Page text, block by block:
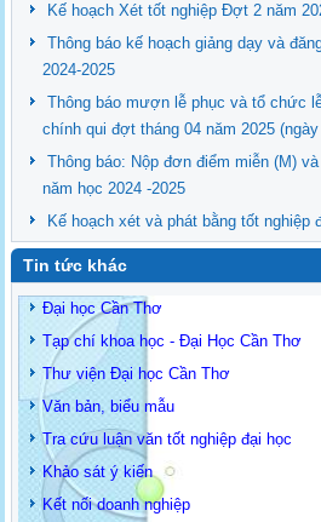
Kế hoạch Xét tốt nghiệp Đợt 2 năm
Thông báo kế hoạch giảng dạy và
2024-2025
Thông báo mượn lễ phục và tổ chức
chính qui đợt tháng 04 năm 2025 (ngày
Thông báo: Nộp đơn điểm miễn (M)
năm học 2024 -2025
Kế hoạch xét và phát bằng tốt nghiệp
Tin tức khác
Đại học Cần Thơ
Tạp chí khoa học - Đại Học Cần Thơ
Thư viện Đại học Cần Thơ
Văn bản, biểu mẫu
Tra cứu luận văn tốt nghiệp đại học
Khảo sát ý kiến
Kết nối doanh nghiệp